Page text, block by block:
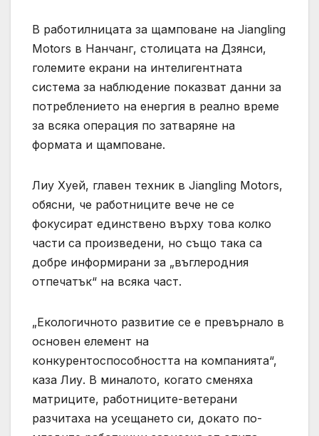
В работилницата за щамповане на Jiangling
Motors в Нанчанг, столицата на Дзянси,
големите екрани на интелигентната
система за наблюдение показват данни за
потреблението на енергия в реално време
за всяка операция по затваряне на
формата и щамповане.
Лиу Хуей, главен техник в Jiangling Motors,
обясни, че работниците вече не се
фокусират единствено върху това колко
части са произведени, но също така са
добре информирани за „въглеродния
отпечатък“ на всяка част.
„Екологичното развитие се е превърнало в
основен елемент на
конкурентоспособността на компанията“,
каза Лиу. В миналото, когато сменяха
матриците, работниците-ветерани
разчитаха на усещането си, докато по-